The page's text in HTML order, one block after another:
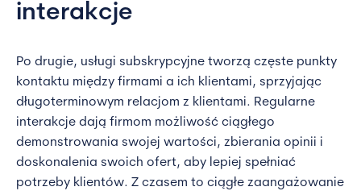
interakcje
Po drugie, usługi subskrypcyjne tworzą częste punkty
kontaktu między firmami a ich klientami, sprzyjając
długoterminowym relacjom z klientami. Regularne
interakcje dają firmom możliwość ciągłego
demonstrowania swojej wartości, zbierania opinii i
doskonalenia swoich ofert, aby lepiej spełniać
potrzeby klientów. Z czasem to ciągłe zaangażowanie